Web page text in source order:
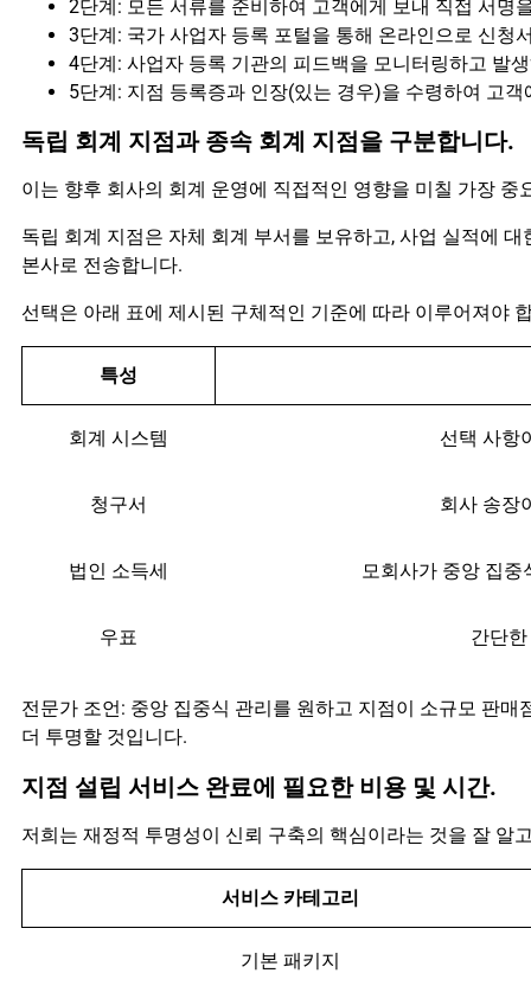
2단계: 모든 서류를 준비하여 고객에게 보내 직접 서명
3단계: 국가 사업자 등록 포털을 통해 온라인으로 신청
4단계: 사업자 등록 기관의 피드백을 모니터링하고 발
5단계: 지점 등록증과 인장(있는 경우)을 수령하여 고객
독립 회계 지점과 종속 회계 지점을 구분합니다.
이는 향후 회사의 회계 운영에 직접적인 영향을 미칠 가장 중
독립 회계 지점은 자체 회계 부서를 보유하고, 사업 실적에
본사로 전송합니다.
선택은 아래 표에 제시된 구체적인 기준에 따라 이루어져야
특성
회계 시스템 선택 사항
청구서 회사 송장
법인 소득세 모회사가 중앙 집중
우표 간단
전문가 조언: 중앙 집중식 관리를 원하고 지점이 소규모 판
더 투명할 것입니다.
지점 설립 서비스 완료에 필요한 비용 및 시간.
저희는 재정적 투명성이 신뢰 구축의 핵심이라는 것을 잘 알
서비스 카테고리
기본 패키지